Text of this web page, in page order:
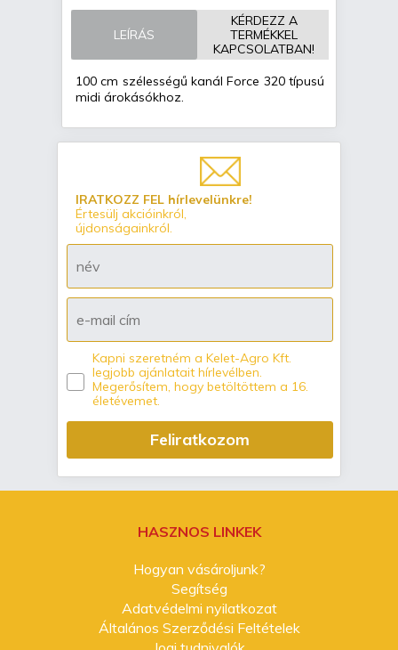
LEÍRÁS
KÉRDEZZ A
TERMÉKKEL
KAPCSOLATBAN!
100 cm szélességű kanál Force 320 típusú
midi árokásókhoz.
IRATKOZZ FEL hírlevelünkre!
Értesülj akcióinkról,
újdonságainkról.
Kapni szeretném a Kelet-Agro Kft.
legjobb ajánlatait hírlevélben.
Megerősítem, hogy betöltöttem a 16.
életévemet.
Feliratkozom
HASZNOS LINKEK
Hogyan vásároljunk?
Segítség
Adatvédelmi nyilatkozat
Általános Szerződési Feltételek